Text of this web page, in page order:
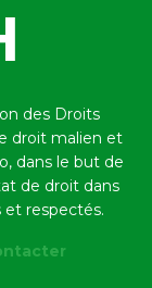
des Droits
droit malien et
dans le but de
de droit dans
et respectés.